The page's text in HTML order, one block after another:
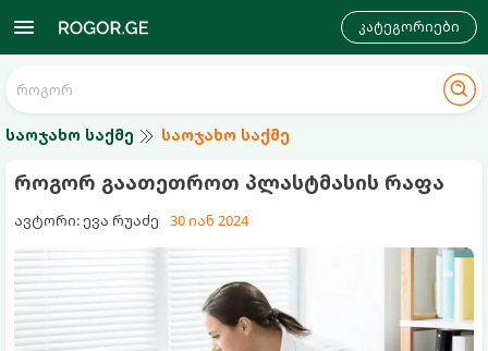
კატეგორიები
საოჯახო საქმე საოჯახო საქმე
როგორ გაათეთროთ პლასტმასის რაფა
ავტორი: ევა რუაძე 30 იან 2024